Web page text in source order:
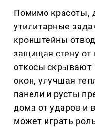
Помимо красоты,
утилитарные
кронштейны
защищая стену от
откосы скрывают
окон, улучшая
панели и русты
дома от ударов и
может играть